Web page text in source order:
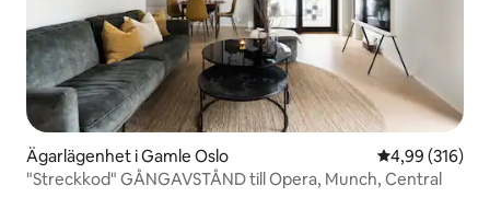
Ägarlägenhet i Gamle Oslo 4,99 av 5 i
4,99 (316)
"Streckkod" GÅNGAVSTÅND till Opera, Munch, Central